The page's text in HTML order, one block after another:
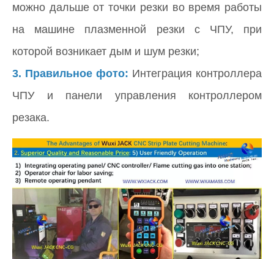
можно дальше от точки резки во время работы
на машине плазменной резки с ЧПУ, при
которой возникает дым и шум резки;
3. Правильное фото: Интеграция контроллера
ЧПУ и панели управления контроллером
резака.